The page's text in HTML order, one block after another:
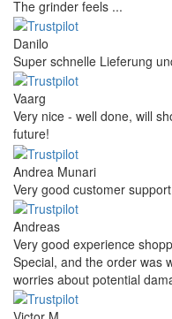
The grinder feels ...
Danilo
Super schnelle Lieferung
Vaarg
Very nice - well done, will
future!
Andrea Munari
Very good customer
Andreas
Very good experience
Special, and the order was
worries about potential